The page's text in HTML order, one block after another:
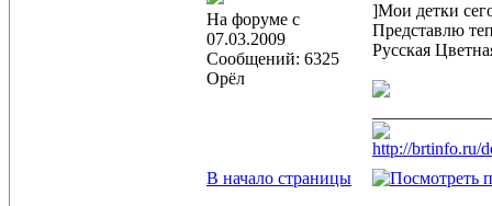
На форуме с
07.03.2009
Сообщений: 6325
Орёл
]Мои детки
Представлю
Русская
http://brtinfo.ru/
В начало страницы